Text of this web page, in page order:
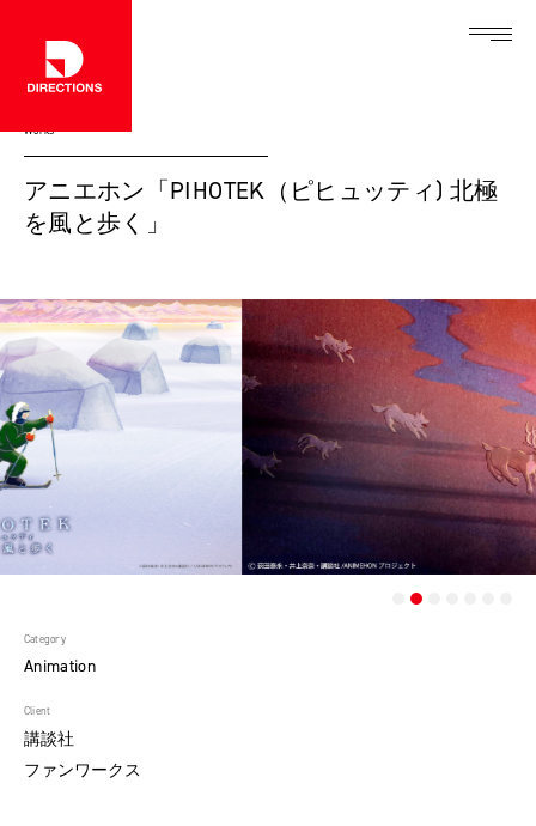
Works
アニエホン「PIHOTEK（ピヒュッティ) 北極
を風と歩く」
Category
Animation
Client
講談社
ファンワークス